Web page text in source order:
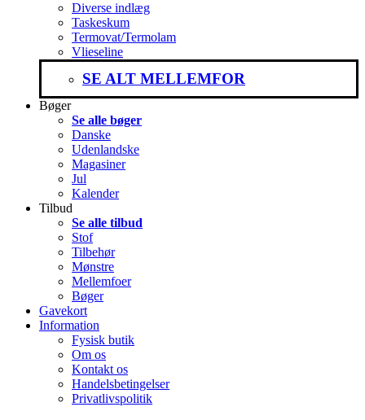
Diverse indlæg
Taskeskum
Termovat/Termolam
Vlieseline
SE ALT MELLEMFOR
Bøger
Se alle bøger
Danske
Udenlandske
Magasiner
Jul
Kalender
Tilbud
Se alle tilbud
Stof
Tilbehør
Mønstre
Mellemfoer
Bøger
Gavekort
Information
Fysisk butik
Om os
Kontakt os
Handelsbetingelser
Privatlivspolitik